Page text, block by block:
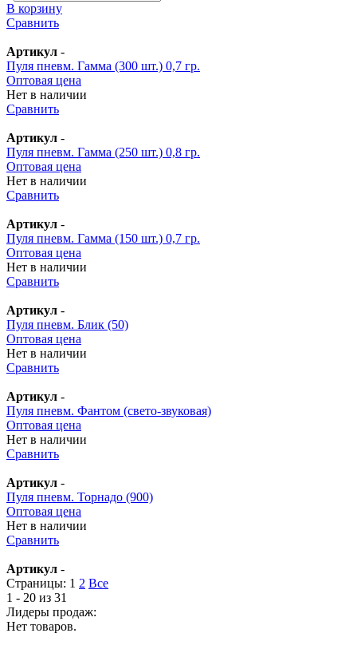
В корзину
Сравнить
Артикул -
Пуля пневм. Гамма (300 шт.) 0,7 гр.
Оптовая цена
Нет в наличии
Сравнить
Артикул -
Пуля пневм. Гамма (250 шт.) 0,8 гр.
Оптовая цена
Нет в наличии
Сравнить
Артикул -
Пуля пневм. Гамма (150 шт.) 0,7 гр.
Оптовая цена
Нет в наличии
Сравнить
Артикул -
Пуля пневм. Блик (50)
Оптовая цена
Нет в наличии
Сравнить
Артикул -
Пуля пневм. Фантом (свето-звуковая)
Оптовая цена
Нет в наличии
Сравнить
Артикул -
Пуля пневм. Торнадо (900)
Оптовая цена
Нет в наличии
Сравнить
Артикул -
Страницы: 1 2 Все
1 - 20 из 31
Лидеры продаж:
Нет товаров.